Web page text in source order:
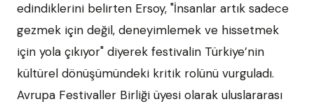
edindiklerini belirten Ersoy, "İnsanlar artık sadece
gezmek için değil, deneyimlemek ve hissetmek
için yola çıkıyor" diyerek festivalin Türkiye’nin
kültürel dönüşümündeki kritik rolünü vurguladı.
Avrupa Festivaller Birliği üyesi olarak uluslararası